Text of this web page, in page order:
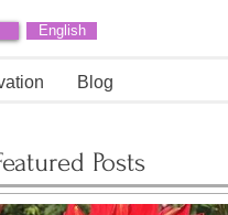
English
Blog
Posts